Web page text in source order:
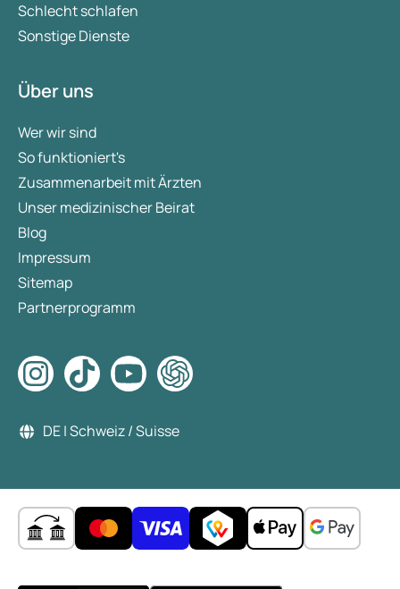
Schlecht schlafen
Sonstige Dienste
Über uns
Wer wir sind
So funktioniert's
Zusammenarbeit mit Ärzten
Unser medizinischer Beirat
Blog
Impressum
Sitemap
Partnerprogramm
DE | Schweiz / Suisse